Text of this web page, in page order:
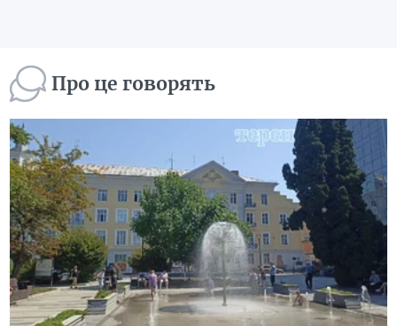
Про це говорять